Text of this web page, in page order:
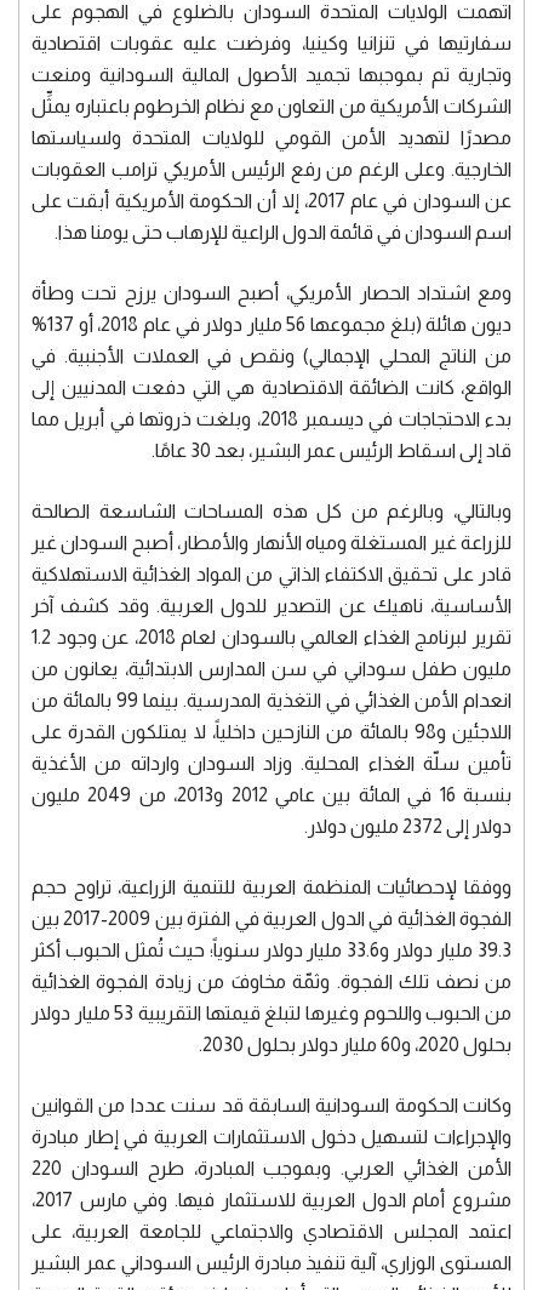
اتهمت الولايات المتحدة السودان بالضلوع في الهجوم على
سفارتيها في تنزانيا وكينيا، وفرضت عليه عقوبات اقتصادية
وتجارية تم بموجبها تجميد الأصول المالية السودانية ومنعت
الشركات الأمريكية من التعاون مع نظام الخرطوم باعتباره يمثِّل
مصدرًا لتهديد الأمن القومي للولايات المتحدة ولسياستها
الخارجية. وعلى الرغم من رفع الرئيس الأمريكي ترامب العقوبات
عن السودان في عام 2017، إلا أن الحكومة الأمريكية أبقت على
اسم السودان في قائمة الدول الراعية للإرهاب حتى يومنا هذا.
ومع اشتداد الحصار الأمريكي، أصبح السودان يرزح تحت وطأة
ديون هائلة (بلغ مجموعها 56 مليار دولار في عام 2018، أو 137%
من الناتج المحلي الإجمالي) ونقص في العملات الأجنبية. في
الواقع، كانت الضائقة الاقتصادية هي التي دفعت المدنيين إلى
بدء الاحتجاجات في ديسمبر 2018، وبلغت ذروتها في أبريل مما
قاد إلى اسقاط الرئيس عمر البشير، بعد 30 عامًا.
وبالتالي، وبالرغم من كل هذه المساحات الشاسعة الصالحة
للزراعة غير المستغلة ومياه الأنهار والأمطار، أصبح السودان غير
قادر على تحقيق الاكتفاء الذاتي من المواد الغذائية الاستهلاكية
الأساسية، ناهيك عن التصدير للدول العربية. وقد كشف آخر
تقرير لبرنامج الغذاء العالمي بالسودان لعام 2018، عن وجود 1.2
مليون طفل سوداني في سن المدارس الابتدائية، يعانون من
انعدام الأمن الغذائي في التغذية المدرسية. بينما 99 بالمائة من
اللاجئين و98 بالمائة من النازحين داخلياً، لا يمتلكون القدرة على
تأمين سلّة الغذاء المحلية. وزاد السودان وارداته من الأغذية
بنسبة 16 في المائة بين عامي 2012 و2013، من 2049 مليون
دولار إلى 2372 مليون دولار.
ووفقا لإحصائيات المنظمة العربية للتنمية الزراعية، تراوح حجم
الفجوة الغذائية في الدول العربية في الفترة بين 2009-2017 بين
39.3 مليار دولار و33.6 مليار دولار سنوياً؛ حيث تُمثل الحبوب أكثر
من نصف تلك الفجوة. وثمّة مخاوفَ من زيادة الفجوة الغذائية
من الحبوب واللحوم وغيرها لتبلغ قيمتها التقريبية 53 مليار دولار
بحلول 2020، و60 مليار دولار بحلول 2030.
وكانت الحكومة السودانية السابقة قد سنت عددا من القوانين
والإجراءات لتسهيل دخول الاستثمارات العربية في إطار مبادرة
الأمن الغذائي العربي. وبموجب المبادرة، طرح السودان 220
مشروع أمام الدول العربية للاستثمار فيها. وفي مارس 2017،
اعتمد المجلس الاقتصادي والاجتماعي للجامعة العربية، على
المستوى الوزاري، آلية تنفيذ مبادرة الرئيس السوداني عمر البشير